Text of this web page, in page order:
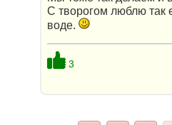
С творогом люблю так
воде.
3